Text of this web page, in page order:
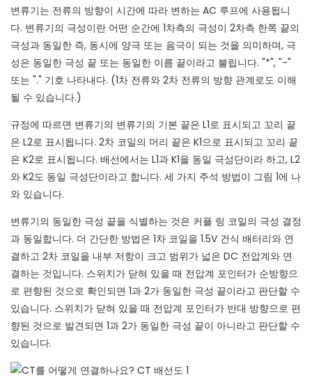
변류기는 전류의 방향이 시간에 따라 변하는 AC 루프에 사용됩니
다. 변류기의 극성이란 어떤 순간에 1차측의 극성이 2차측 한쪽 끝의
극성과 동일한 즉, 동시에 양극 또는 음극이 되는 것을 의미하며, 극
성은 동일한 극성 끝 또는 동일한 이름 끝이라고 불립니다. "*", "-"
또는 "." 기호 나타내다. (1차 전류와 2차 전류의 방향 관계로도 이해
될 수 있습니다.)
규정에 따르면 변류기의 변류기의 기본 끝은 L1로 표시되고 꼬리 끝
은 L2로 표시됩니다. 2차 코일의 머리 끝은 K1으로 표시되고 꼬리 끝
은 K2로 표시됩니다. 배선에서는 L1과 K1을 동일 극성단이라 하고, L2
와 K2도 동일 극성단이라고 합니다. 세 가지 주석 방법이 그림 1에 나
와 있습니다.
변류기의 동일한 극성 끝을 식별하는 것은 커플 링 코일의 극성 결정
과 동일합니다. 더 간단한 방법은 1차 코일을 1.5V 건식 배터리와 연
결하고 2차 코일을 내부 저항이 크고 범위가 넓은 DC 전압계와 연
결하는 것입니다. 스위치가 닫혀 있을 때 전압계 포인터가 순방향으
로 편향된 것으로 확인되면 1과 2가 동일한 극성 끝이라고 판단할 수
있습니다. 스위치가 닫혀 있을 때 전압계 포인터가 반대 방향으로 편
향된 것으로 발견되면 1과 2가 동일한 극성 끝이 아니라고 판단할 수
있습니다.